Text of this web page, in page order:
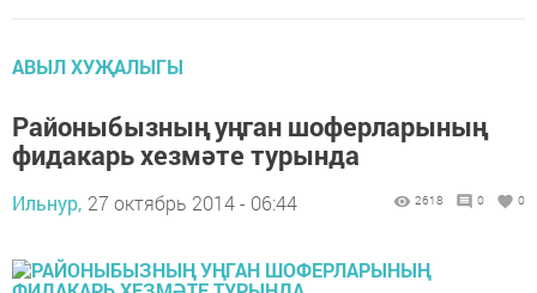
АВЫЛ ХУҖАЛЫГЫ
Районыбызның уңган шоферларының
фидакарь хезмәте турында
Ильнур, 27 октябрь 2014 - 06:44 2618 0 0